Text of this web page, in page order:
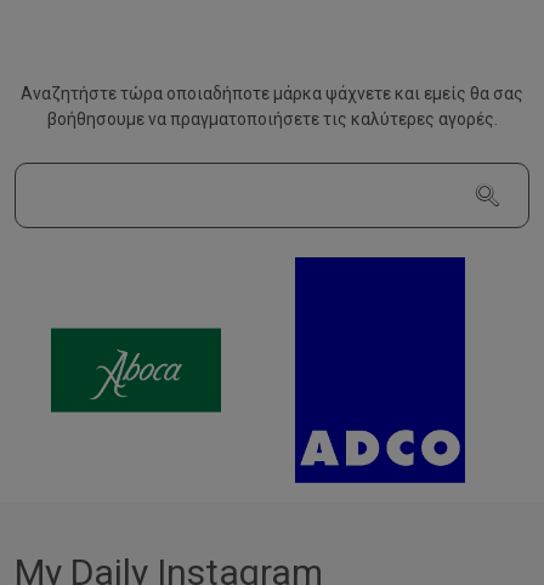
Αναζητήστε τώρα οποιαδήποτε μάρκα ψάχνετε και εμείς θα σας
βοήθησουμε να πραγματοποιήσετε τις καλύτερες αγορές.
My Daily Instagram